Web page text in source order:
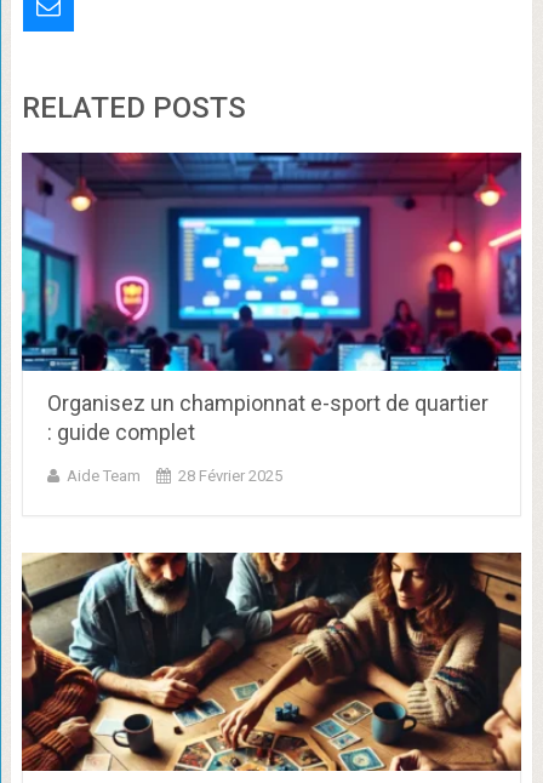
RELATED POSTS
Organisez un championnat e-sport de quartier
: guide complet
Aide Team 28 Février 2025